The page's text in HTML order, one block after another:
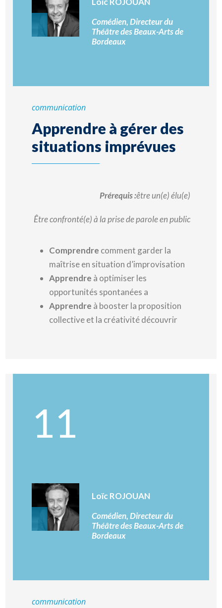
Comédien, Directeur du
Théâtre des Beaux-Arts de
Bordeaux
communication
Apprendre à gérer des
situations imprévues
Prérequis :être un(e) élu(e)
Être confronté(e) à la prise de parole en public
Comprendre comment garder la
maîtrise en situation d’improvisation
Apprendre à optimiser les
opportunités spontanées a
Apprendre à booster la proposition
collective et la créativité découvrir
11
Loïc ROJOUAN
Comédien, Directeur du
Théâtre des Beaux-Arts de
Bordeaux
communication